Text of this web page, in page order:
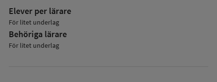
Elever per lärare
För litet underlag
Behöriga lärare
För litet underlag